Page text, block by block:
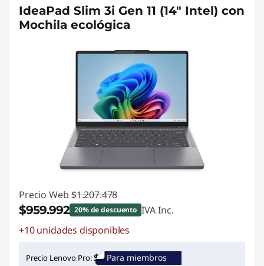
IdeaPad Slim 3i Gen 11 (14" Intel) con
Mochila ecológica
Precio Web $1.207.478
$959.992 20% de descuento IVA Inc.
Ahorros instantáneos :
+10 unidades disponibles
Precio Lenovo Pro: Para miembros